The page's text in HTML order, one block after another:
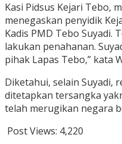
Kasi Pidsus Kejari Tebo,
menegaskan penyidik
Kadis PMD Tebo Suyadi.
lakukan penahanan.
pihak Lapas Tebo,” kata
Diketahui, selain Suyadi,
ditetapkan tersangka
telah merugikan negara
Post Views: 4,220